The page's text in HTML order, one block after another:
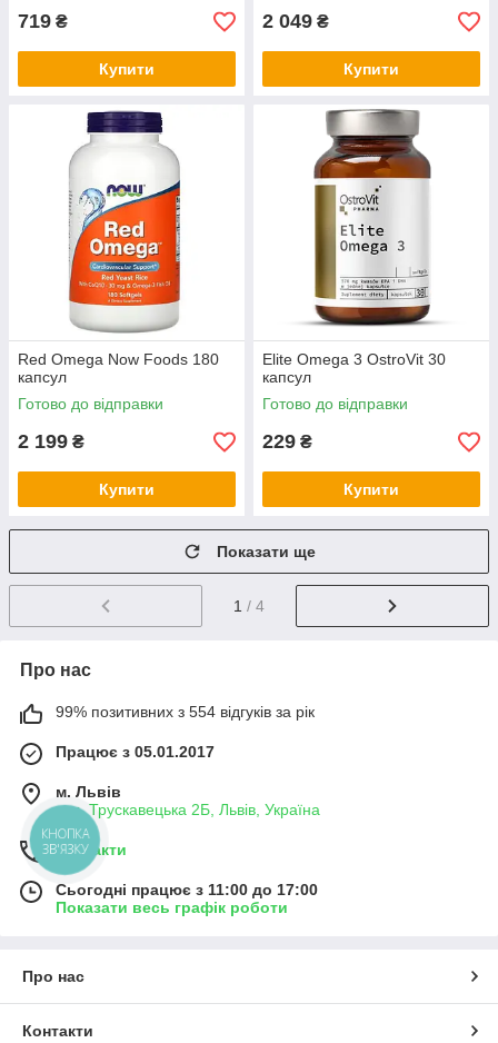
719 ₴
Купити
2 049 ₴
Купити
Red Omega Now Foods 180
капсул
Готово до відправки
2 199 ₴
Купити
Elite Omega 3 OstroVit 30
капсул
Готово до відправки
229 ₴
Купити
Показати ще
1 / 4
Про нас
99% позитивних з 554 відгуків за рік
Працює з 05.01.2017
м. Львів
вул. Трускавецька 2Б, Львів, Україна
Контакти
Сьогодні працює з 11:00 до 17:00
Показати весь графік роботи
Про нас
Контакти
КНОПКА
ЗВ'ЯЗКУ